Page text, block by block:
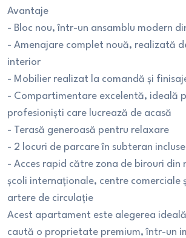
Avantaje
- Bloc nou, într-un ansamblu modern
- Amenajare complet nouă, realizată
interior
- Mobilier realizat la comandă și
- Compartimentare excelentă, ideală
profesioniști care lucrează de acasă
- Terasă generoasă pentru relaxare
- 2 locuri de parcare în subteran
- Acces rapid către zona de birouri din
școli internaționale, centre comerciale
artere de circulație
Acest apartament este alegerea
caută o proprietate premium, într-un